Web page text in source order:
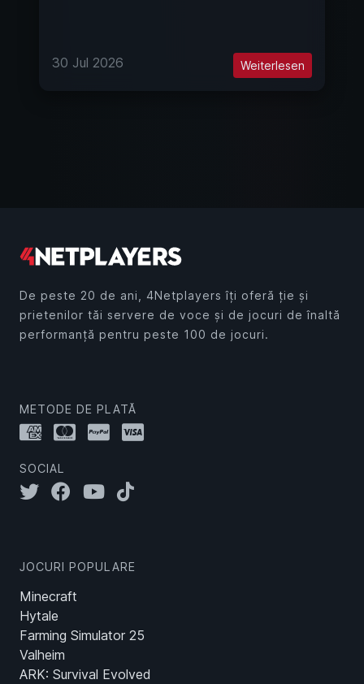
30 Jul 2026 Weiterlesen
De peste 20 de ani, 4Netplayers îți oferă ție și
prietenilor tăi servere de voce și de jocuri de înaltă
performanță pentru peste 100 de jocuri.
METODE DE PLATĂ
SOCIAL
JOCURI POPULARE
Minecraft
Hytale
Farming Simulator 25
Valheim
ARK: Survival Evolved